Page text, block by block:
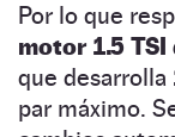
Por lo que
motor 1.5
que desarrolla
par máximo.